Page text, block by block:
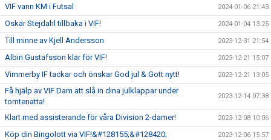
VIF vann KM i Futsal 2024-01-06 21:43
Oskar Stejdahl tillbaka i VIF! 2024-01-04 13:25
Till minne av Kjell Andersson 2023-12-31 21:54
Albin Gustafsson klar för VIF! 2023-12-21 15:07
Vimmerby IF tackar och önskar God jul & Gott nytt! 2023-12-21 13:05
Få hjälp av VIF Dam att slå in dina julklappar under
tomtenatta!
2023-12-14 07:38
Klart med assisterande för våra Division 2-damer! 2023-12-08 10:06
Köp din Bingolott via VIF!&#128155;&#128420; 2023-12-06 15:57